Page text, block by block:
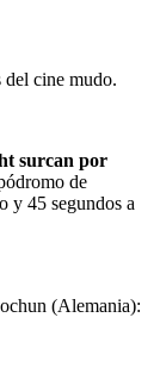
del cine mudo.
surcan por
de
y 45 segundos a
(Alemania):